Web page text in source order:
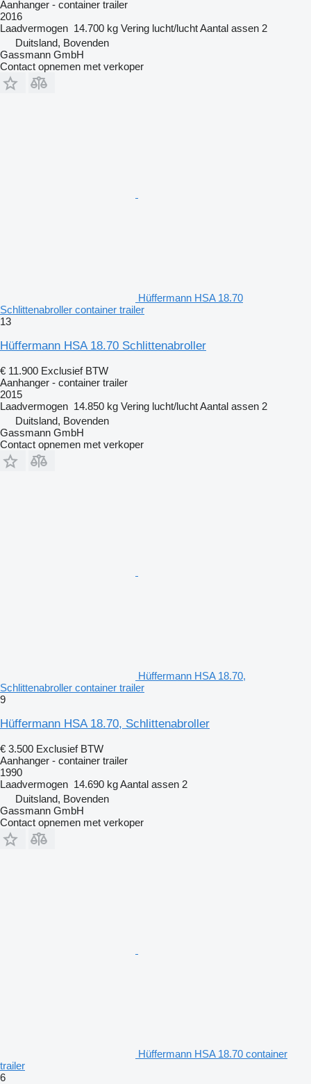
Aanhanger - container trailer
2016
Laadvermogen 14.700 kg Vering lucht/luchtAantal assen 2
Duitsland, Bovenden
Gassmann GmbH
Contact opnemen met verkoper
Hüffermann HSA 18.70
Schlittenabroller container trailer
13
Hüffermann HSA 18.70 Schlittenabroller
€ 11.900 Exclusief BTW
Aanhanger - container trailer
2015
Laadvermogen 14.850 kg Vering lucht/luchtAantal assen 2
Duitsland, Bovenden
Gassmann GmbH
Contact opnemen met verkoper
Hüffermann HSA 18.70,
Schlittenabroller container trailer
9
Hüffermann HSA 18.70, Schlittenabroller
€ 3.500 Exclusief BTW
Aanhanger - container trailer
1990
Laadvermogen 14.690 kgAantal assen 2
Duitsland, Bovenden
Gassmann GmbH
Contact opnemen met verkoper
Hüffermann HSA 18.70 container
trailer
6